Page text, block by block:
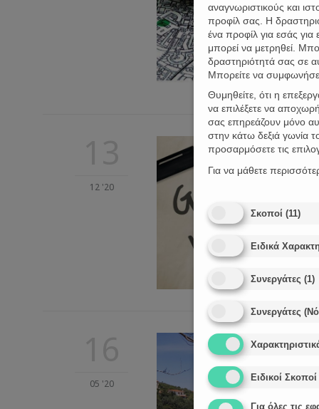
12 '20
05 '20
αναγνωριστικούς και
προφίλ σας. Η
ένα προφίλ για εσάς για
μπορεί να μετρηθεί.
δραστηριότητά σας σε
Μπορείτε να
Θυμηθείτε, ότι η
να επιλέξετε να
σας επηρεάζουν μόνο
στην κάτω δεξιά γωνία
προσαρμόσετε τις
Για να μάθετε
Σκοποί (11)
Ειδικά
Συνεργάτες (1)
Συνεργάτες
Ειδικοί Σκοποί
Για όλες τις